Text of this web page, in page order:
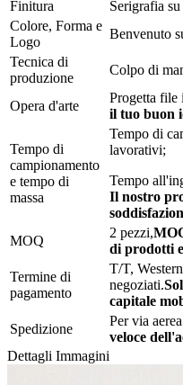
Finitura
Serigrafia
Colore, Forma e
Logo
Benvenuto
Tecnica di
produzione
Colpo di
Opera d'arte
Progetta
il tuo buon
Tempo di
campionamento
e tempo di
massa
Tempo di
lavorativi;
Tempo
Il nostro
MOQ
2 pezzi,
di prodotti
Termine di
pagamento
T/T,
negoziati.
capitale
Spedizione
Per via
veloce
Dettagli Immagini